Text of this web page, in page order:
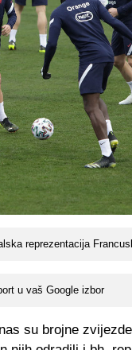
reprezentacija
u vaš Google izbor
su brojne